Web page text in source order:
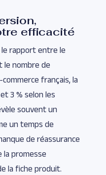
efficacité
rapport entre le
le nombre de
commerce français, la
3 % selon les
souvent un
un temps de
de réassurance
la promesse
la fiche produit.